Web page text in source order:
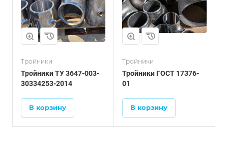
Тройники
Тройники ТУ 3647-003-
30334253-2014
В корзину
Тройники
Тройники ГОСТ 17376-
01
В корзину